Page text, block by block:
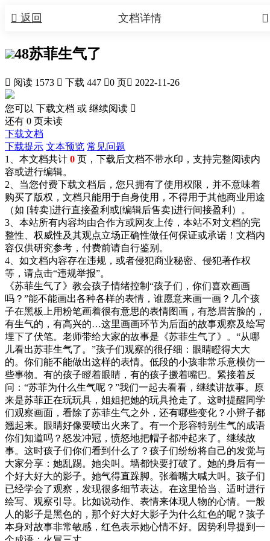
 返回 
文档详情
48苏菲生气了
 阅读 1573  下载 447 0 页 2022-11-26
您可以 下载文档 或 继续阅读 
还有 0 页未读
下载文档
下载提示 文本预览 常见问题
1、本文档共计 0 页，下载后文档不带水印，支持完整阅读内
容或进行编辑。
2、当您付费下载文档后，您只拥有了使用权限，并不意味着
购买了版权，文档只能用于自身使用，不得用于其他商业用途
（如 [转卖]进行直接盈利或[编辑后售卖]进行间接盈利）。
3、本站所有内容均由合作方或网友上传，本站不对文档的完
整性、权威性及其观点立场正确性做任何保证或承诺！文档内
容仅供研究参考，付费前请自行鉴别。
4、如文档内容存在违规，或者侵犯商业秘密、侵犯著作权
等，请点击“违规举报”。
《苏菲生气了》教会孩子情绪控制“孩子们，你们喜欢画画
吗？”能不能画出各种各样的表情，谁愿意来画一画？几个孩
子在黑板上用粉笔画着很有意思的表情图画，有愁眉苦脸的，
有生气的，有高兴的…这里画画环节为后面的故事观察及绘写
埋下了伏笔。老师带给大家的故事是《苏菲生气了》。“从哪
儿看出苏菲生气了。”孩子们观察的很仔细：眼睛瞪得大大
的。你们能不能做出这样的表情。低段的小孩非常乐意模仿一
些事物。有的孩子瞪着眼睛，有的孩子撅着嘴巴。紧接着反
问：“苏菲为什么生气呢？”我们一起去看看，继续讲故事。原
来是苏菲正在玩玩具，姐姐把她的玩具抢走了。这时提醒同学
们观察画面，看除了苏菲生气之外，还有哪些变化？小辫子都
翘起来。眼睛好像要喷出火来了。有一个形容特别生气的成语
你们知道吗？怒发冲冠，愤怒地把帽子都冲起来了。继续故
事。这时孩子们你们看到什么了？孩子们纷纷将自己的发觉与
大家分享：她乱踢。她尖叫。墙都快要打破了。她的身后有一
个好大好大的影子。她气得直跺脚。张着嘴大喊大叫。孩子们
已经学会了观察，发现很多细节表达。在这里恰当、适时进行
绘写、观察引导。比如说动作、表情来体现人物的心情。一般
人的影子是黑色的，那个好大好大影子为什么红色的呢？孩子
本身对故事非常敏感，红色表示她心情不好。因势利导提到一